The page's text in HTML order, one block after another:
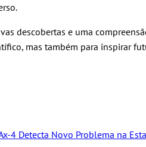
descobertas e uma
mas também para inspirar
4 Detecta Novo Problema na